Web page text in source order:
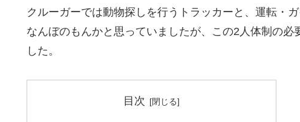
クルーガーでは動物探しを行うトラッカーと、運転・
なんぼのもんかと思っていましたが、この2人体制の必
した。
目次